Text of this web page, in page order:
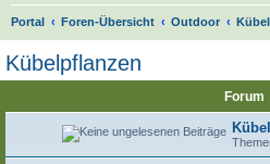
Portal Foren-Übersicht Outdoor
Kübelpflanzen
Forum